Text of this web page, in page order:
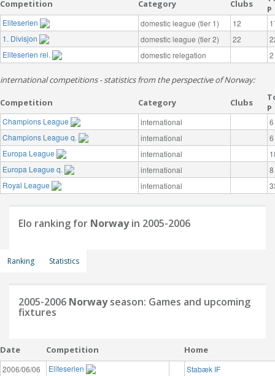
Competition Category Clubs
P
Eliteserien domestic league (tier 1) 12
1. Divisjon
domestic league (tier 2) 22
Eliteserien rel.
domestic relegation 2
international competitions - statistics from the perspective of Norway:
Competition Category Clubs
P
Champions League international
6
Champions League q.
international
6
Europa League
international
Europa League q.
international
8
Royal League
international
Elo ranking for Norwayin 2005-2006
Ranking Statistics
2005-2006 Norwayseason: Games and upcoming
fixtures
Date Competition Home
2006/06/06 Eliteserien
Stabæk IF